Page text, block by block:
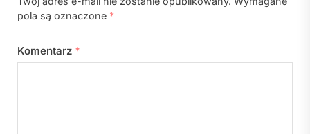
pola są oznaczone *
Komentarz *